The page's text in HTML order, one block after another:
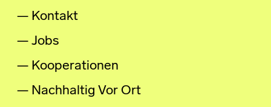
Kontakt
Jobs
Kooperationen
Nachhaltig Vor Ort